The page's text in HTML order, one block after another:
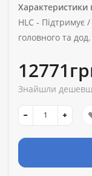
Характеристики
HLC - Підтримує /
головного та
Знайшли